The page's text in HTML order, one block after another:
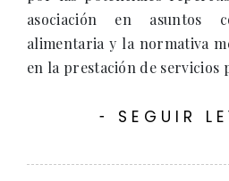
asociación en asuntos
alimentaria y la normativa
en la prestación de servicios
- SEGUIR